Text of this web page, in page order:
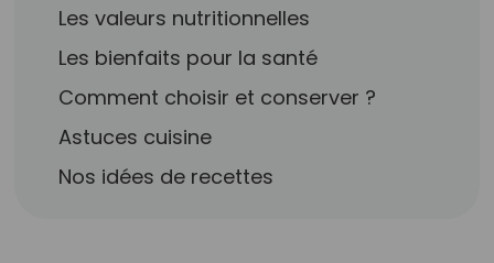
Les valeurs nutritionnelles
Les bienfaits pour la santé
Comment choisir et conserver ?
Astuces cuisine
Nos idées de recettes